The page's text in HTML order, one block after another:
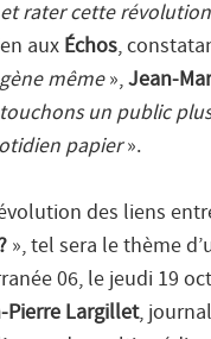
rater cette
aux Échos,
même», Jean-
un public
papier».
des liens
», tel sera le thème
06, le jeudi 19
Pierre Largillet,